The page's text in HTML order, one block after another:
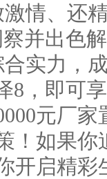
情、还
并出色
实力，
8，即可
元厂
！如果
开启精